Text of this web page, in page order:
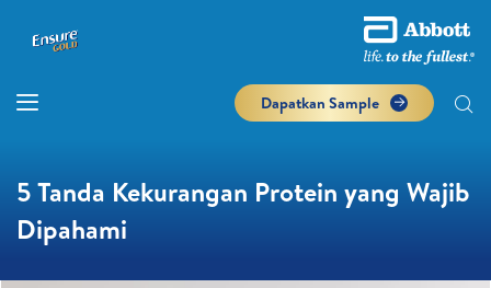
Dapatkan Sample
5 Tanda Kekurangan Protein yang Wajib
Dipahami